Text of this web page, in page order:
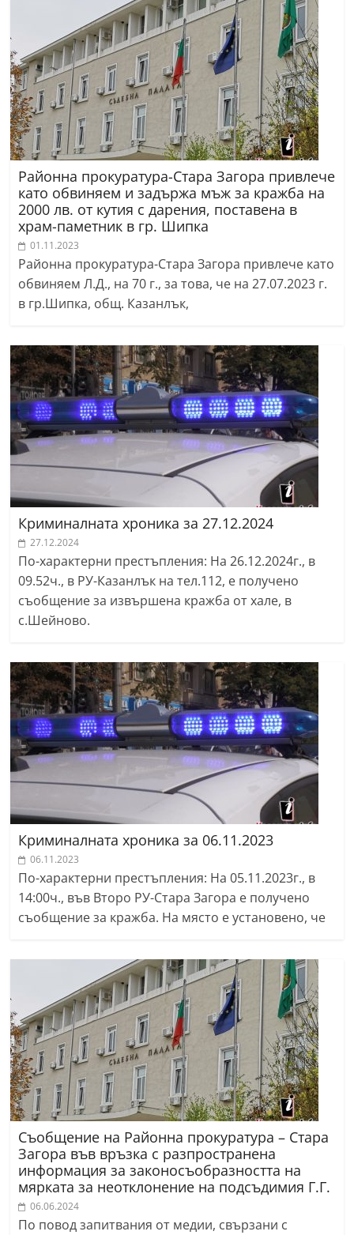
Районна прокуратура-Стара Загора привлече
като обвиняем и задържа мъж за кражба на
2000 лв. от кутия с дарения, поставена в
храм-паметник в гр. Шипка
01.11.2023
Районна прокуратура-Стара Загора привлече като
обвиняем Л.Д., на 70 г., за това, че на 27.07.2023 г.
в гр.Шипка, общ. Казанлък,
Криминалната хроника за 27.12.2024
27.12.2024
По-характерни престъпления: На 26.12.2024г., в
09.52ч., в РУ-Казанлък на тел.112, е получено
съобщение за извършена кражба от хале, в
с.Шейново.
Криминалната хроника за 06.11.2023
06.11.2023
По-характерни престъпления: На 05.11.2023г., в
14:00ч., във Второ РУ-Стара Загора е получено
съобщение за кражба. На място е установено, че
Съобщение на Районна прокуратура – Стара
Загора във връзка с разпространена
информация за законосъобразността на
мярката за неотклонение на подсъдимия Г.Г.
06.06.2024
По повод запитвания от медии, свързани с